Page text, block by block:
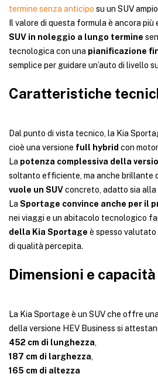
termine senza anticipo su un SUV
Il valore di questa formula è ancora
SUV in noleggio a lungo termine
tecnologica con una pianificazione
semplice per guidare un’auto di livello
Caratteristiche
Dal punto di vista tecnico, la Kia
cioè una versione full hybrid con
La potenza complessiva della
soltanto efficiente, ma anche brillante
vuole un SUVconcreto, adatto sia
La Sportage convince anche per il
nei viaggi e un abitacolo tecnologico
della Kia Sportage è spesso
di qualità percepita.
Dimensioni e
La Kia Sportage è un SUV che offre
della versione HEV Business si
452 cm di lunghezza,
187 cm di larghezza,
165 cm di altezza